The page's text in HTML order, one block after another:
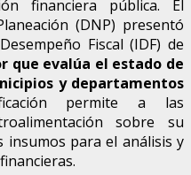
financiera pública. El
(DNP) presentó
Fiscal (IDF) de
que evalúa el estado de
y departamentos
permite a las
sobre su
insumos para el análisis y